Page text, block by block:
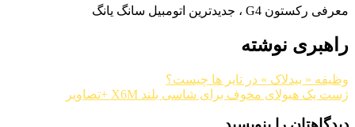
معرفی رکستون G4 ، جدیدترین اتومبیل سانگ یانگ
راهبری نوشته
وظیفه « بیدلاک » در تایر ها چیست؟
ژست یک هیولای مخوف برای شاسی بلند X6M +تصاویر